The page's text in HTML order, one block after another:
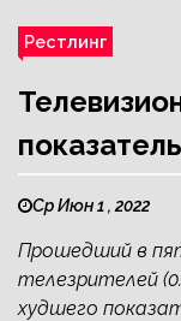
Рестлинг
Ср Июн 1 , 2022
Прошедший в
телезрителей
худшего